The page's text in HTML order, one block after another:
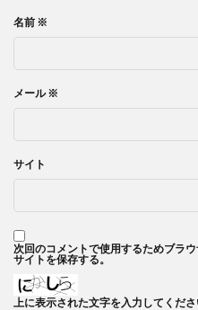
名前 ※
メール※
サイト
次回のコメントで使用するためブラ
サイトを保存する。
上に表示された文字を入力してくださ